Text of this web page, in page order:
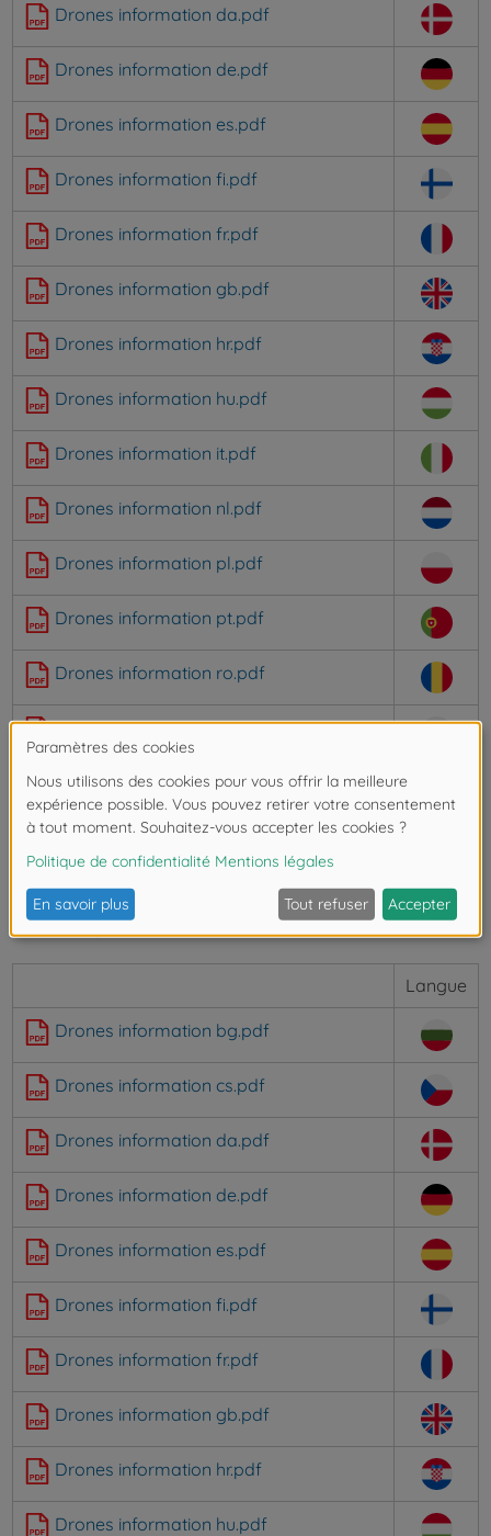
Drones information da.pdf
Drones information de.pdf
Drones information es.pdf
Drones information fi.pdf
Drones information fr.pdf
Drones information gb.pdf
Drones information hr.pdf
Drones information hu.pdf
Drones information it.pdf
Drones information nl.pdf
Drones information pl.pdf
Drones information pt.pdf
Drones information ro.pdf
Drones information sk.pdf
Drones information sv.pdf
C0-Toys
Langue
Drones information bg.pdf
Drones information cs.pdf
Drones information da.pdf
Drones information de.pdf
Drones information es.pdf
Drones information fi.pdf
Drones information fr.pdf
Drones information gb.pdf
Drones information hr.pdf
Drones information hu.pdf